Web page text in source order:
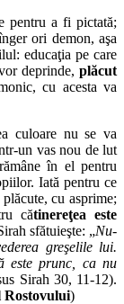
pentru a fi pictată;
ori demon, aşa
educaţia pe care
deprinde, plăcut
cu acesta va
culoare nu se va
un vas nou de lut
în el pentru
Iată pentru ce
cu asprime;
cătinereţea este
sfătuieşte: „Nu-
greşelile lui.
este prunc, ca nu
Sirah 30, 11-12).
)